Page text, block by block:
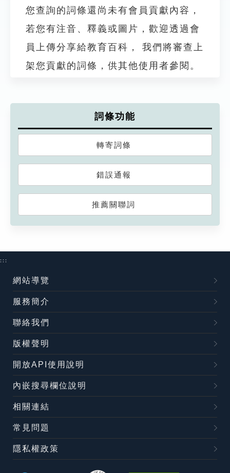
您查詢的詞條還尚未有會員貢獻內容，
若您有注音、釋義或圖片，歡迎透過會
員上傳分享給教育百科， 我們將審查上
架您貢獻的詞條，供其他使用者參閱。
詞條功能
轉寄詞條
錯誤通報
推薦關聯詞
:::
網站導覽
服務簡介
聯絡我們
版權聲明
開放API使用說明
內嵌搜尋欄位說明
相關連結
常見問題
隱私權政策